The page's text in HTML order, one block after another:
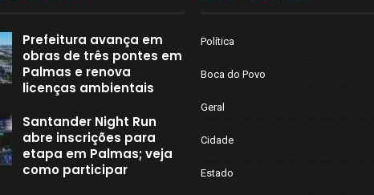
Prefeitura avança em
obras de três pontes em
Palmas e renova
licenças ambientais
Santander Night Run
abre inscrições para
etapa em Palmas; veja
como participar
Política
Boca do Povo
Geral
Cidade
Estado